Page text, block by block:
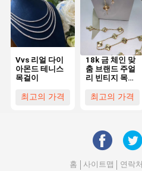
Vvs 리얼 다이
아몬드 테니스
목걸이
최고의 가격
18k 금 체인 맞
춤 브랜드 주얼
리 빈티지 목걸
여성용
최고의 가격
홈 사이트맵 연락처